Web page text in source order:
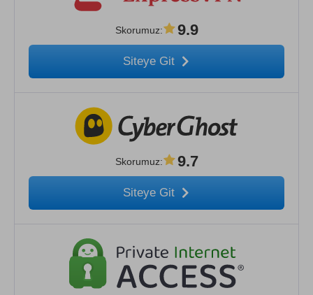
Skorumuz: 9.9
Siteye Git
Skorumuz: 9.7
Siteye Git